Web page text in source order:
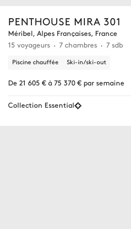
PENTHOUSE MIRA 301
Méribel, Alpes Françaises, France
15 voyageurs
7 chambres 7 sdb
Piscine chauffée Ski-in/ski-out
De 21 605 € à 75 370 € par semaine
Collection Essential